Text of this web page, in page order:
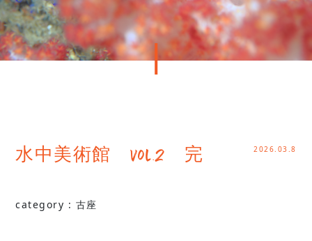
水中美術館 Vol.2 完 2026.03.8
category : 古座